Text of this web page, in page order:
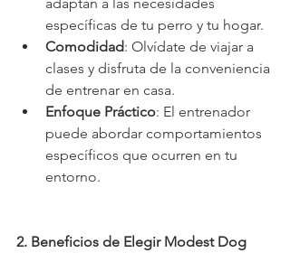
específicas de tu perro y tu hogar.
Comodidad: Olvídate de viajar a
clases y disfruta de la conveniencia
de entrenar en casa.
Enfoque Práctico: El entrenador
puede abordar comportamientos
específicos que ocurren en tu
entorno.
2. Beneficios de Elegir Modest Dog